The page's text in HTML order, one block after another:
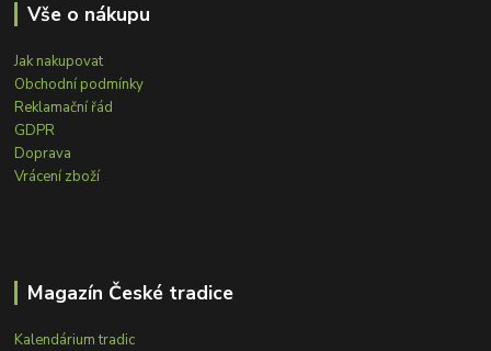
Vše o nákupu
Jak nakupovat
Obchodní podmínky
Reklamační řád
GDPR
Doprava
Vrácení zboží
Magazín České tradice
Kalendárium tradic